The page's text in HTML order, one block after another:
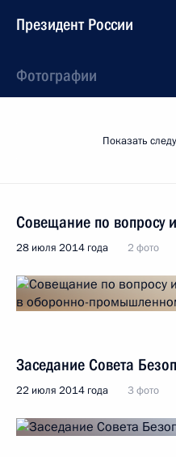
Президент России
Фотографии
Показать
Совещание по вопросу
28 июля 2014 года 2 фото
Заседание Совета
22 июля 2014 года 3 фото